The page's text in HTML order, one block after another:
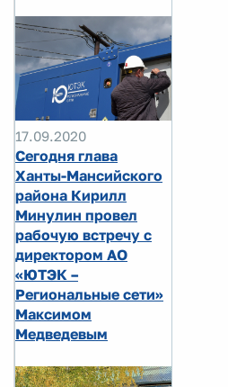
17.09.2020
Сегодня глава
Ханты-Мансийского
района Кирилл
Минулин провел
рабочую встречу с
директором АО
«ЮТЭК –
Региональные сети»
Максимом
Медведевым